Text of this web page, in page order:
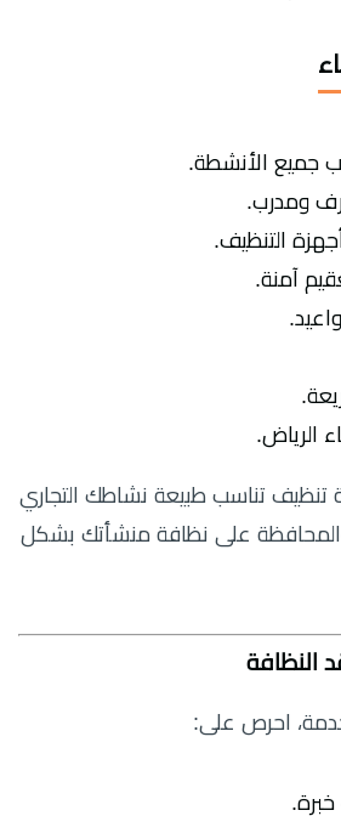
جميع الأنشطة.
ومدرب.
التنظيف.
آمنة.
الرياض.
تناسب طبيعة نشاطك التجاري
على نظافة منشأتك بشكل
النظافة
احرص على:
خبرة.